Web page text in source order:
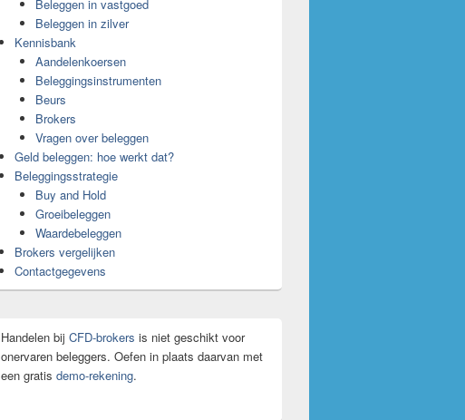
Beleggen in vastgoed
Beleggen in zilver
Kennisbank
Aandelenkoersen
Beleggingsinstrumenten
Beurs
Brokers
Vragen over beleggen
Geld beleggen: hoe werkt dat?
Beleggingsstrategie
Buy and Hold
Groeibeleggen
Waardebeleggen
Brokers vergelijken
Contactgegevens
Handelen bij CFD-brokers is niet geschikt voor
onervaren beleggers. Oefen in plaats daarvan met
een gratis demo-rekening.